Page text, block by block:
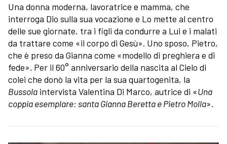
Una donna moderna, lavoratrice e mamma, che
interroga Dio sulla sua vocazione e Lo mette al centro
delle sue giornate, tra i figli da condurre a Lui e i malati
da trattare come «il corpo di Gesù». Uno sposo, Pietro,
che è preso da Gianna come «modello di preghiera e di
fede». Per il 60° anniversario della nascita al Cielo di
colei che donò la vita per la sua quartogenita, la
Bussola intervista Valentina Di Marco, autrice di «Una
coppia esemplare: santa Gianna Beretta e Pietro Molla».